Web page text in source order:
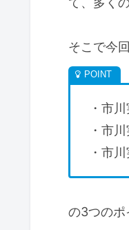
そこで今
・市
・市
・市
の3つのポ